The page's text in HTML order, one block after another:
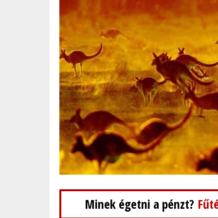
Minek égetni a pénzt?